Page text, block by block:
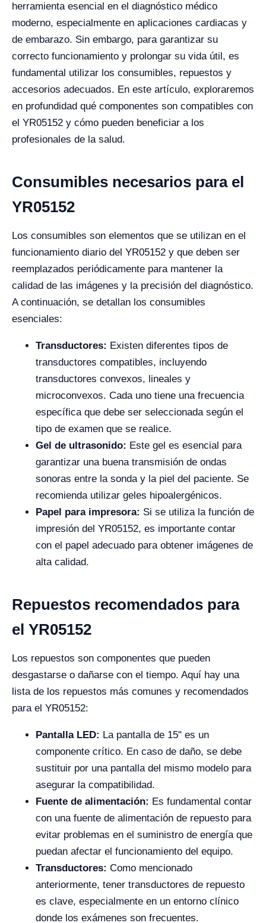
herramienta esencial en el diagnóstico médico
moderno, especialmente en aplicaciones cardiacas y
de embarazo. Sin embargo, para garantizar su
correcto funcionamiento y prolongar su vida útil, es
fundamental utilizar los consumibles, repuestos y
accesorios adecuados. En este artículo, exploraremos
en profundidad qué componentes son compatibles con
el YR05152 y cómo pueden beneficiar a los
profesionales de la salud.
Consumibles necesarios para el
YR05152
Los consumibles son elementos que se utilizan en el
funcionamiento diario del YR05152 y que deben ser
reemplazados periódicamente para mantener la
calidad de las imágenes y la precisión del diagnóstico.
A continuación, se detallan los consumibles
esenciales:
Transductores: Existen diferentes tipos de
transductores compatibles, incluyendo
transductores convexos, lineales y
microconvexos. Cada uno tiene una frecuencia
específica que debe ser seleccionada según el
tipo de examen que se realice.
Gel de ultrasonido: Este gel es esencial para
garantizar una buena transmisión de ondas
sonoras entre la sonda y la piel del paciente. Se
recomienda utilizar geles hipoalergénicos.
Papel para impresora: Si se utiliza la función de
impresión del YR05152, es importante contar
con el papel adecuado para obtener imágenes de
alta calidad.
Repuestos recomendados para
el YR05152
Los repuestos son componentes que pueden
desgastarse o dañarse con el tiempo. Aquí hay una
lista de los repuestos más comunes y recomendados
para el YR05152:
Pantalla LED: La pantalla de 15" es un
componente crítico. En caso de daño, se debe
sustituir por una pantalla del mismo modelo para
asegurar la compatibilidad.
Fuente de alimentación: Es fundamental contar
con una fuente de alimentación de repuesto para
evitar problemas en el suministro de energía que
puedan afectar el funcionamiento del equipo.
Transductores: Como mencionado
anteriormente, tener transductores de repuesto
es clave, especialmente en un entorno clínico
donde los exámenes son frecuentes.